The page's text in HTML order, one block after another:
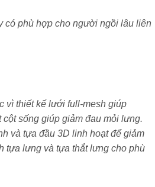
& tựa thắt lưng
giảm áp lực vùng thắt lưng.
chỉnh độ cao linh hoạt, hỗ trợ chính
chuẩn, phòng chống các bệnh liên
có phù hợp cho người ngồi lâu liên
vì thiết kế lưới full-mesh giúp
sống giúp giảm đau mỏi lưng.
và tựa đầu 3D linh hoạt để giảm
tựa lưng và tựa thắt lưng cho phù